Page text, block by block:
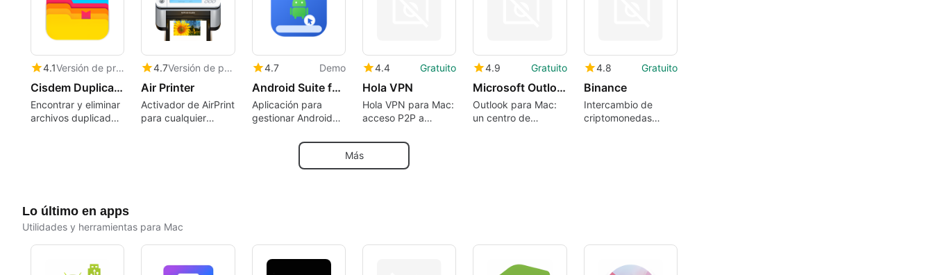
4.1 Versión de prueba
Cisdem Duplicate Finder
Encontrar y eliminar
archivos duplicados
4.7 Versión de prueba
Air Printer
Activador de AirPrint
para cualquier
4.7 Demo
Android Suite for Mac: Manage, Mirror and Remote Control
Aplicación para
gestionar Android
función de
control remoto.
4.4 Gratuito
Hola VPN
Hola VPN para Mac:
acceso P2P a
geolocalizado
4.9 Gratuito
Microsoft Outlook
Outlook para Mac:
un centro de
4.8 Gratuito
Binance
Intercambio de
criptomonedas
Más
Lo último en apps
Utilidades y herramientas para Mac